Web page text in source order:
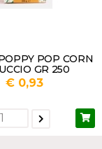
POP CORN
GR 250
€ 0,93